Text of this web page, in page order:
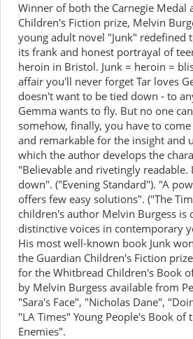
Winner of both the Carnegie Medal
Children's Fiction prize, Melvin
young adult novel "Junk" redefined
its frank and honest portrayal of
heroin in Bristol. Junk = heroin =
affair you'll never forget Tar loves
doesn't want to be tied down - to
Gemma wants to fly. But no one
somehow, finally, you have to
and remarkable for the insight and
which the author develops the
"Believable and rivetingly
down". ("Evening Standard"). "A
offers few easy solutions". ("The
children's author Melvin Burgess is
distinctive voices in contemporary
His most well-known book Junk
the Guardian Children's Fiction
for the Whitbread Children's Book
by Melvin Burgess available from
"Sara's Face", "Nicholas Dane",
"LA Times" Young People's Book of
Enemies".